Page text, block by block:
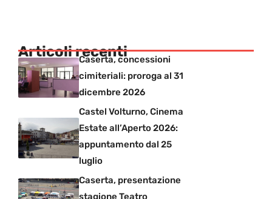
Articoli recenti
Caserta, concessioni
cimiteriali: proroga al 31
dicembre 2026
Castel Volturno, Cinema
Estate all’Aperto 2026:
appuntamento dal 25
luglio
Caserta, presentazione
stagione Teatro